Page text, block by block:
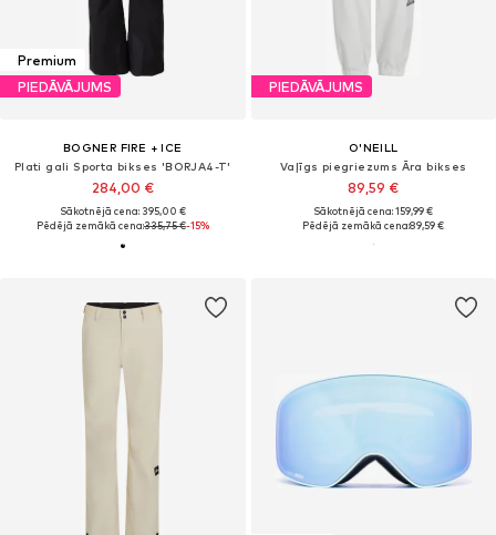
Premium
PIEDĀVĀJUMS
BOGNER FIRE + ICE
Plati gali Sporta bikses 'BORJA4-T'
284,00 €
Sākotnējā cena: 395,00 €
Pēdējā zemākā cena:335,75 €-15%
PIEDĀVĀJUMS
O'NEILL
Vaļīgs piegriezums Āra bikses
89,59 €
Sākotnējā cena: 159,99 €
Pēdējā zemākā cena:89,59 €